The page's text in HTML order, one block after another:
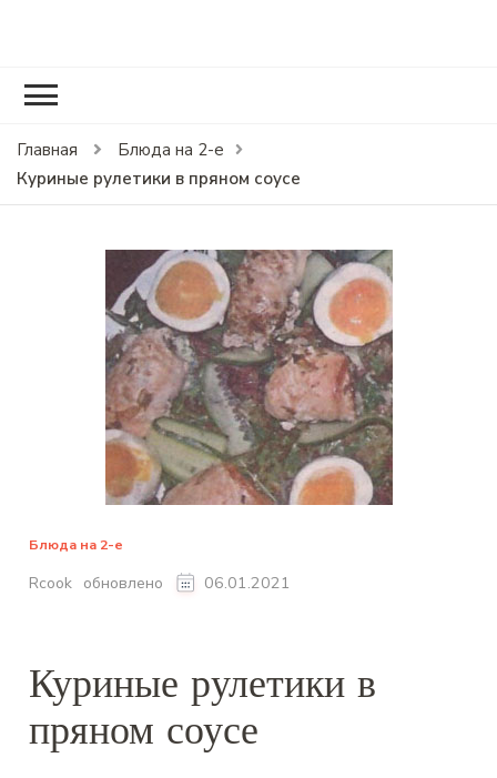
Главная
Блюда на 2-е
Куриные рулетики в пряном соусе
Блюда на 2-е
Rcook обновлено 06.01.2021
Куриные рулетики в
пряном соусе